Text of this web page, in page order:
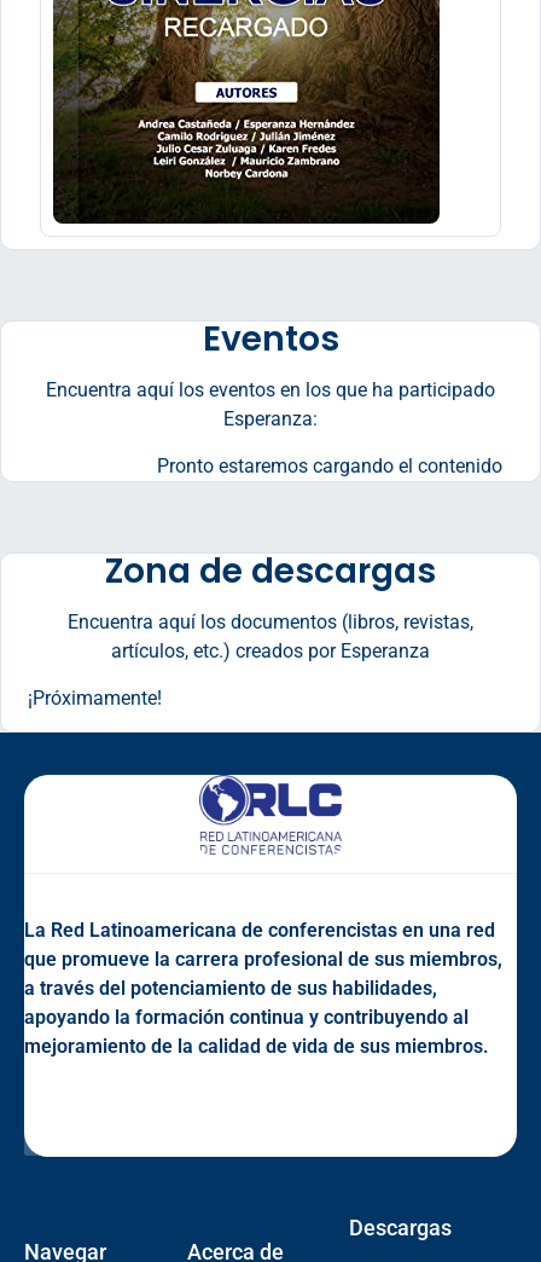
Eventos
Encuentra aquí los eventos en los que ha participado
Esperanza:
Pronto estaremos cargando el contenido
Zona de descargas
Encuentra aquí los documentos (libros, revistas,
artículos, etc.) creados por Esperanza
¡Próximamente!
La Red Latinoamericana de conferencistas en una red
que promueve la carrera profesional de sus miembros,
a través del potenciamiento de sus habilidades,
apoyando la formación continua y contribuyendo al
mejoramiento de la calidad de vida de sus miembros.
Navegar Acerca de
Descargas